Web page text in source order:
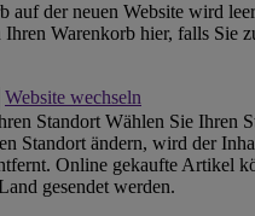
auf der neuen Website wird
Warenkorb hier, falls Sie
Website wechseln
Standort Wählen Sie Ihren
Standort ändern, wird der
Online gekaufte Artikel
gesendet werden.